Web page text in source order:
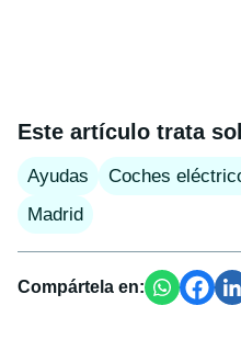
Este artículo trata
Ayudas Coches
Madrid
Compártela en: